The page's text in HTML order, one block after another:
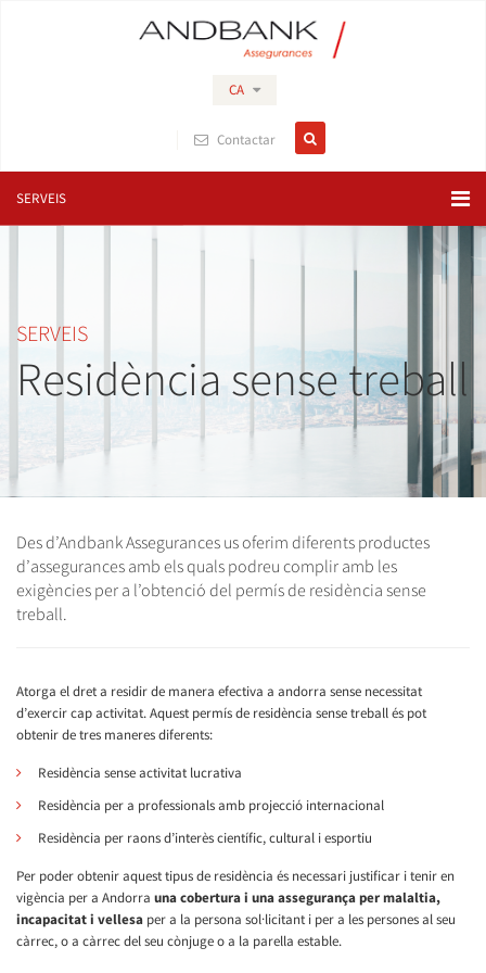
CA
Contactar
SERVEIS
SERVEIS
Residència sense treball
Des d’Andbank Assegurances us oferim diferents productes
d’assegurances amb els quals podreu complir amb les
exigències per a l’obtenció del permís de residència sense
treball.
Atorga el dret a residir de manera efectiva a andorra sense necessitat
d’exercir cap activitat. Aquest permís de residència sense treball és pot
obtenir de tres maneres diferents:
Residència sense activitat lucrativa
Residència per a professionals amb projecció internacional
Residència per raons d’interès científic, cultural i esportiu
Per poder obtenir aquest tipus de residència és necessari justificar i tenir en
vigència per a Andorra una cobertura i una assegurança per malaltia,
incapacitat i vellesa per a la persona sol·licitant i per a les persones al seu
càrrec, o a càrrec del seu cònjuge o a la parella estable.